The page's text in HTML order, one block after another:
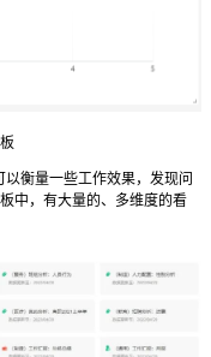
衡量一些工作效果，发现问
中，有大量的、多维度的看